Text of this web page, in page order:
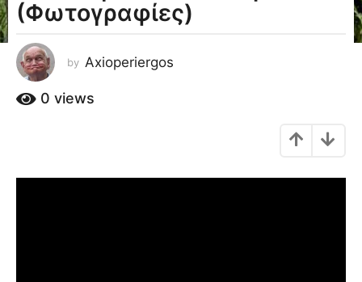
a
o
8
έ
τ
(Φωτογραφίες)
by Axioperiergos
0 views